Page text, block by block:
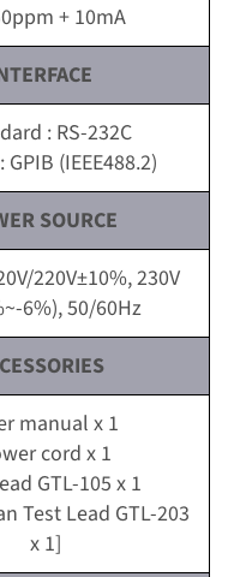
+ 10mA
: RS-232C
(IEEE488.2)
SOURCE
220V±10%, 230V
6%), 50/60Hz
manual x 1
cord x 1
GTL-105 x 1
Test Lead GTL-203
x 1]